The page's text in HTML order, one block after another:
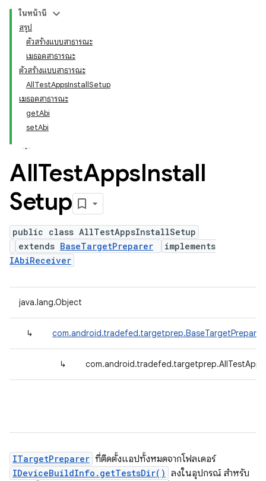
ในหน้านี้
สรุป
ตัวสร้างแบบสาธารณะ
เมธอดสาธารณะ
ตัวสร้างแบบสาธารณะ
AllTestAppsInstallSetup
เมธอดสาธารณะ
getAbi
setAbi
AllTestAppsInstall
Setup
public class AllTestAppsInstallSetup
extends BaseTargetPreparer
implements
IAbiReceiver
java.lang.Object
↳ com.android.tradefed.targetprep.BaseTargetPreparer
↳
ITargetPreparer ที่ติดตั้งแอปทั้งหมดจากโฟลเดอร์
IDeviceBuildInfo.getTestsDir() ลงในอุปกรณ์ สําหรับ